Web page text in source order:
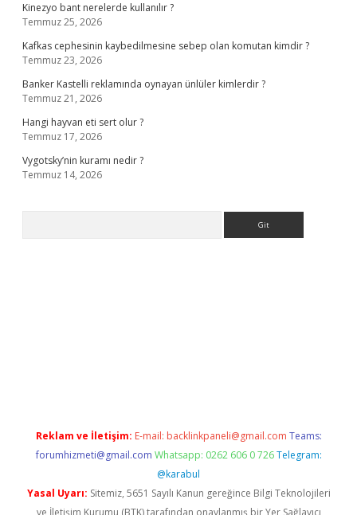
Kinezyo bant nerelerde kullanılır ?
Temmuz 25, 2026
Kafkas cephesinin kaybedilmesine sebep olan komutan kimdir ?
Temmuz 23, 2026
Banker Kastelli reklamında oynayan ünlüler kimlerdir ?
Temmuz 21, 2026
Hangi hayvan eti sert olur ?
Temmuz 17, 2026
Vygotsky’nin kuramı nedir ?
Temmuz 14, 2026
Reklam ve İletişim: E-mail: backlinkpaneli@gmail.com Teams:
forumhizmeti@gmail.com Whatsapp: 0262 606 0 726 Telegram:
@karabul
Yasal Uyarı: Sitemiz, 5651 Sayılı Kanun gereğince Bilgi Teknolojileri
ve İletişim Kurumu (BTK) tarafından onaylanmış bir Yer Sağlayıcı